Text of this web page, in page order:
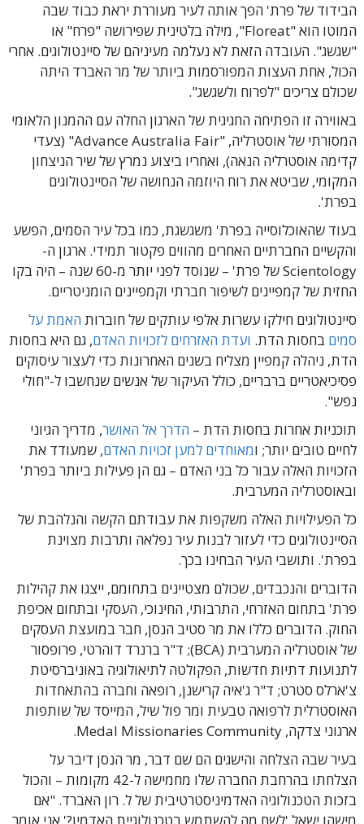
הבידוד של פרת' הפך אותה לעיר מעוררת יראת כבוד שבה
המוטו הוא "Floreat", מילה בלטינית שפירושה "פרח" או
"שגשג". העובדה הזאת לא נעלמה מעיניהם של סיינטולוגים. אחרי
הכול, אחת העצות המפורסמות ביותר של מר האברד היתה
שכולם צריכים "לפרוח ולשגשג".
באווירה זו הפתיחה החגיגית של הארגון החלה עם ההמנון הלאומי
המסורתי של אוסטרליה, "Advance Australia Fair" (צעדי
קדימה אוסטרליה הנאה), ואחריו ביצוע נמרץ של שיר הניצחון
המקומי, שביטא את רוח היוזמה הנחושה של הסיינטולוגים
בפרת'.
בעוד שהאוכלוסייה בפרת' משגשגת, כמו בכל עיר הסמים, הפשע
והקשיים החברתיים האחרים מהווים פקטור תמידי. ארגון ה-
Scientology של פרת' – שנוסד לפני יותר מ-60 שנה – היה בקו
החזית של קמפיינים לשיפור חברתי וקמפיינים הומניטריים.
סיינטולוגים חילקו עשרות אלפי עותקים של חוברות האמת על
סמים בחסות הדת. ועדת האזרחים לזכויות האדם, גם היא בחסות
הדת, ניהלה קמפיין מצליח בשנים האחרונות כדי לעצור עיסוקים
פסיכיאטריים ברבריים, כולל העיקור של אנשים שנחשבו ל-"חולי
נפש".
תוכניות אחרות בחסות הדת – הדרך אל האושר, מדריך הגיוני
לחיים טובים יותר; ומאוחדים למען זכויות האדם, שמעודד את
הזכויות האלה עבור כל בני האדם – גם הן פעילות ביותר בפרת'
ובאוסטרליה המערבית.
כל הפעילויות האלה משקפות את עבודתם הקשה והנלהבת של
הסיינטולוגים כדי לעזור לבנות עיר נפלאה ותרבות מצוינת
בפרת'. ותושבי העיר הבחינו בכך.
הדוברים והנכבדים, שכולם מצטיינים בתחומם, ייצגו את קהילות
פרת' בתחום האזרחי, התרבותי, החינוכי, העסקי ובתחום אכיפת
החוק. הדוברים כללו את מר סטיב הנסן, חבר במועצת העסקים
של אוסטרליה המערבית (BCA); ד"ר ברנרד דוהרטי, פרופסור
לתנועות דתיות חדשות, הפקולטה לתיאולוגיה באוניברסיטת
צ'ארלס סטרט; ד"ר ג'איה קרישנן, רופאה וחברה בהתאחדות
האוסטרלית לרפואה טבעית ומר פול שיל, המייסד של שותפות
ארגוני צדקה, Medal Missionaries Community.
בעיר שבה הצלחה והישגים הם שם דבר, מר הנסן דיבר על
הצלחתו בהרחבת החברה שלו מחמישה ל-42 מקומות – והכול
בזכות הטכנולוגיה האדמיניסטרטיבית של ל. רון האברד. "אם